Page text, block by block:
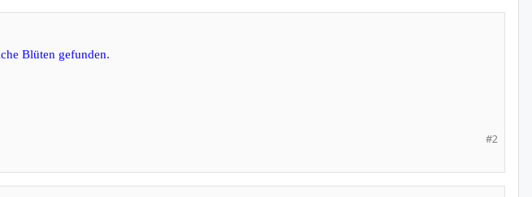
Blüten gefunden.
#2